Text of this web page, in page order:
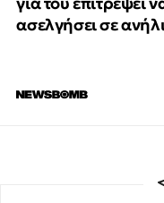
ασελγήσει σε